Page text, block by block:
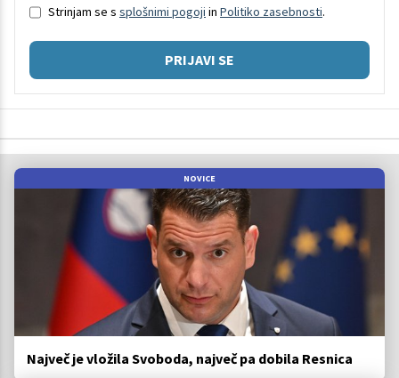
Strinjam se s splošnimi pogoji in Politiko zasebnosti.
PRIJAVI SE
NOVICE
Največ je vložila Svoboda, največ pa dobila Resnica